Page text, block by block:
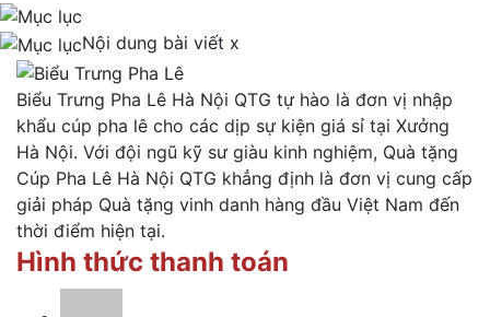
Nội dung bài viết x
Biểu Trưng Pha Lê Hà Nội QTG tự hào là đơn vị nhập
khẩu cúp pha lê cho các dịp sự kiện giá sỉ tại Xưởng
Hà Nội. Với đội ngũ kỹ sư giàu kinh nghiệm, Quà tặng
Cúp Pha Lê Hà Nội QTG khẳng định là đơn vị cung cấp
giải pháp Quà tặng vinh danh hàng đầu Việt Nam đến
thời điểm hiện tại.
Hình thức thanh toán